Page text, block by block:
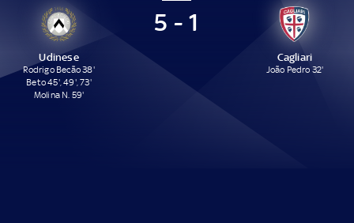
Udinese
Rodrigo Becão 38'
Beto 45', 49', 73'
Molina N. 59'
5 - 1
Cagliari
João Pedro 32'